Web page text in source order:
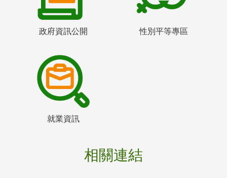
政府資訊公開 性別平等專區
就業資訊
相關連結